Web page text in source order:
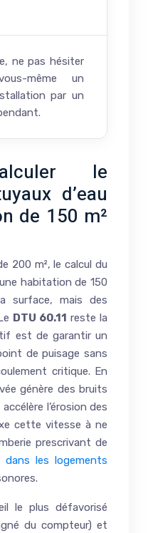
ne pas hésiter
même un
par un
le
d’eau
de 150 m²
200 m², le calcul du
habitation de 150
surface, mais des
DTU 60.11 reste la
est de garantir un
de puisage sans
critique. En
génère des bruits
l’érosion des
cette vitesse à ne
prescrivant de
dans les logements
le plus défavorisé
du compteur) et